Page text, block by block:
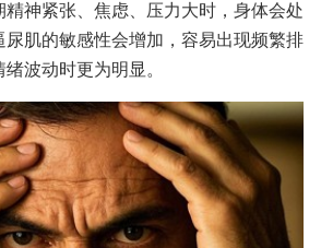
神紧张、焦虑、压力大时，身体会处
尿肌的敏感性会增加，容易出现频繁排
波动时更为明显。